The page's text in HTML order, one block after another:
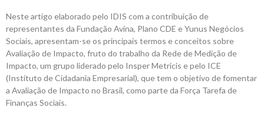
Neste artigo elaborado pelo IDIS com a contribuição de
representantes da Fundação Avina, Plano CDE e Yunus Negócios
Sociais, apresentam-se os principais termos e conceitos sobre
Avaliação de Impacto, fruto do trabalho da Rede de Medição de
Impacto, um grupo liderado pelo Insper Metricis e pelo ICE
(Instituto de Cidadania Empresarial), que tem o objetivo de fomentar
a Avaliação de Impacto no Brasil, como parte da Força Tarefa de
Finanças Sociais.